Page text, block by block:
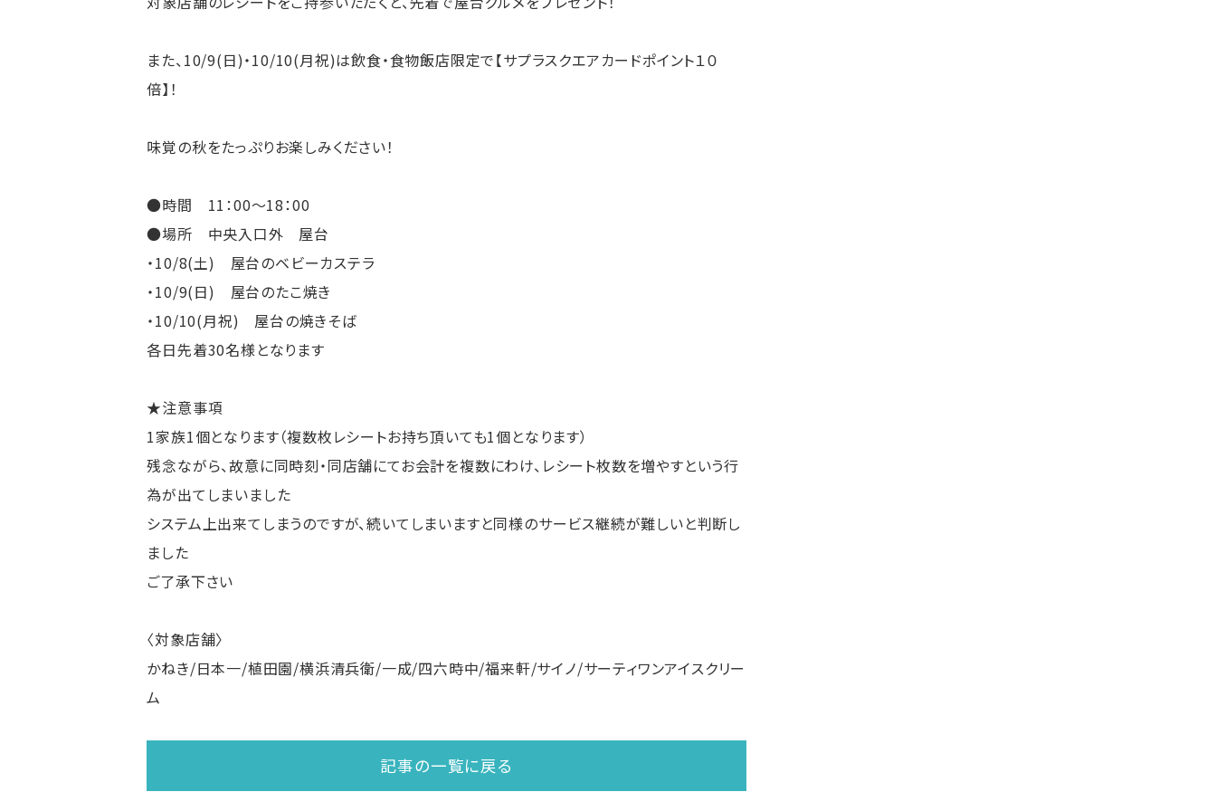
また、10/9(日)・10/10(月祝)は飲食・食物飯店限定で【サプラスクエアカードポイント１０
倍】！
味覚の秋をたっぷりお楽しみください！
●時間 11：00～18：00
●場所 中央入口外 屋台
・10/8(土) 屋台のベビーカステラ
・10/9(日) 屋台のたこ焼き
・10/10(月祝) 屋台の焼きそば
各日先着30名様となります
★注意事項
1家族1個となります（複数枚レシートお持ち頂いても1個となります）
残念ながら、故意に同時刻・同店舗にてお会計を複数にわけ、レシート枚数を増やすという行
為が出てしまいました
システム上出来てしまうのですが、続いてしまいますと同様のサービス継続が難しいと判断し
ました
ご了承下さい
〈対象店舗〉
かねき/日本一/植田園/横浜清兵衛/一成/四六時中/福来軒/サイノ/サーティワンアイスクリー
ム
記事の一覧に戻る